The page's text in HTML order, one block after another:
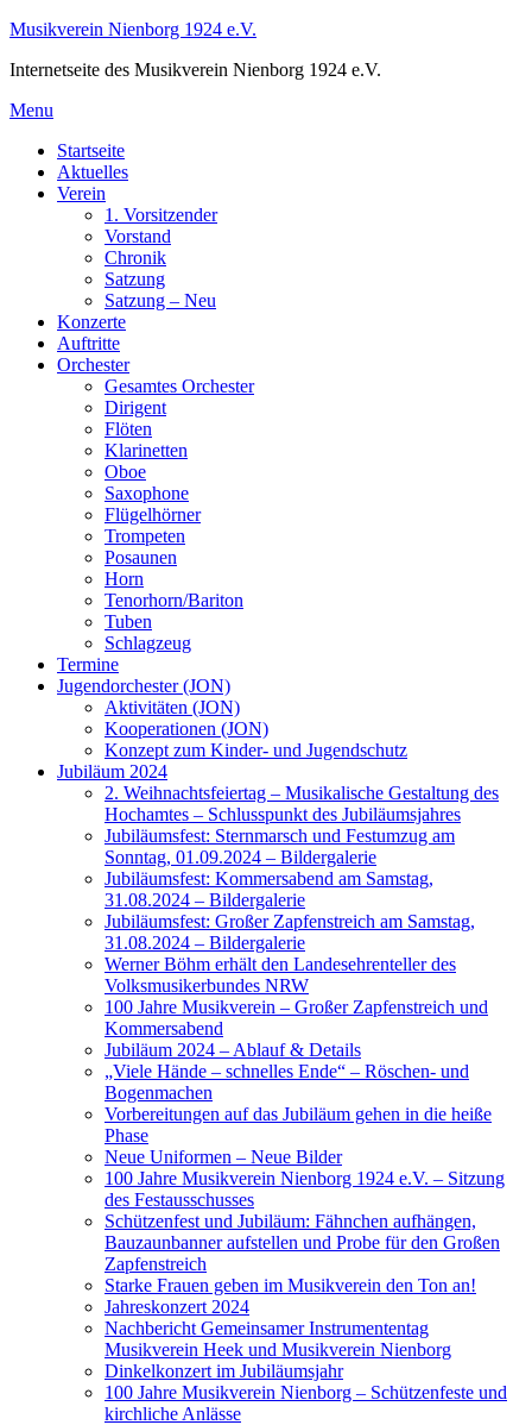
Skip
content
Musikverein Nienborg 1924 e.V.
Internetseite des Musikverein Nienborg 1924 e.V.
Menu
Startseite
Aktuelles
Verein
1. Vorsitzender
Vorstand
Chronik
Satzung
Satzung – Neu
Konzerte
Auftritte
Orchester
Gesamtes Orchester
Dirigent
Flöten
Klarinetten
Oboe
Saxophone
Flügelhörner
Trompeten
Posaunen
Horn
Tenorhorn/Bariton
Tuben
Schlagzeug
Termine
Jugendorchester (JON)
Aktivitäten (JON)
Kooperationen (JON)
Konzept zum Kinder- und Jugendschutz
Jubiläum 2024
2. Weihnachtsfeiertag – Musikalische Gestaltung des
Hochamtes – Schlusspunkt des Jubiläumsjahres
Jubiläumsfest: Sternmarsch und Festumzug am
Sonntag, 01.09.2024 – Bildergalerie
Jubiläumsfest: Kommersabend am Samstag,
31.08.2024 – Bildergalerie
Jubiläumsfest: Großer Zapfenstreich am Samstag,
31.08.2024 – Bildergalerie
Werner Böhm erhält den Landesehrenteller des
Volksmusikerbundes NRW
100 Jahre Musikverein – Großer Zapfenstreich und
Kommersabend
Jubiläum 2024 – Ablauf & Details
„Viele Hände – schnelles Ende“ – Röschen- und
Bogenmachen
Vorbereitungen auf das Jubiläum gehen in die heiße
Phase
Neue Uniformen – Neue Bilder
100 Jahre Musikverein Nienborg 1924 e.V. – Sitzung
des Festausschusses
Schützenfest und Jubiläum: Fähnchen aufhängen,
Bauzaunbanner aufstellen und Probe für den Großen
Zapfenstreich
Starke Frauen geben im Musikverein den Ton an!
Jahreskonzert 2024
Nachbericht Gemeinsamer Instrumententag
Musikverein Heek und Musikverein Nienborg
Dinkelkonzert im Jubiläumsjahr
100 Jahre Musikverein Nienborg – Schützenfeste und
kirchliche Anlässe